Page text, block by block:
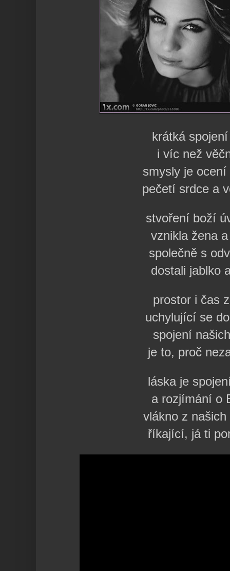
krátká
i víc než
smysly je ocení
pečetí srdce a
stvoření boží
vznikla žena
společně s
dostali jablko
prostor i čas
uchylující se
spojení
je to, proč
láska je
a rozjímání o
vlákno z
říkající, já ti